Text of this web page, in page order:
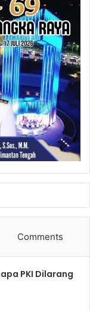
Comments
PKI Dilarang